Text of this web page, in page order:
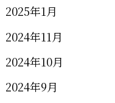
2025年1月
2024年11月
2024年10月
2024年9月